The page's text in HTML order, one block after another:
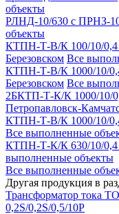
объекты
РЛНД-10/630 с ПРНЗ-
объекты
КТПН-Т-В/К 100/10/0,4
Березовском Все
КТПН-Т-В/К 1000/10/0,4
Березовском Все
2БКТП-Т-К/К 1000/10/
Петропавловск-
КТПН-Т-В/К 1000/10/
Все выполненные
КТПН-Т-К/К 630/10/
выполненные объекты
Все выполненные
Другая продукция в
Трансформатор тока
0,2S/0,2S/0,5/10Р